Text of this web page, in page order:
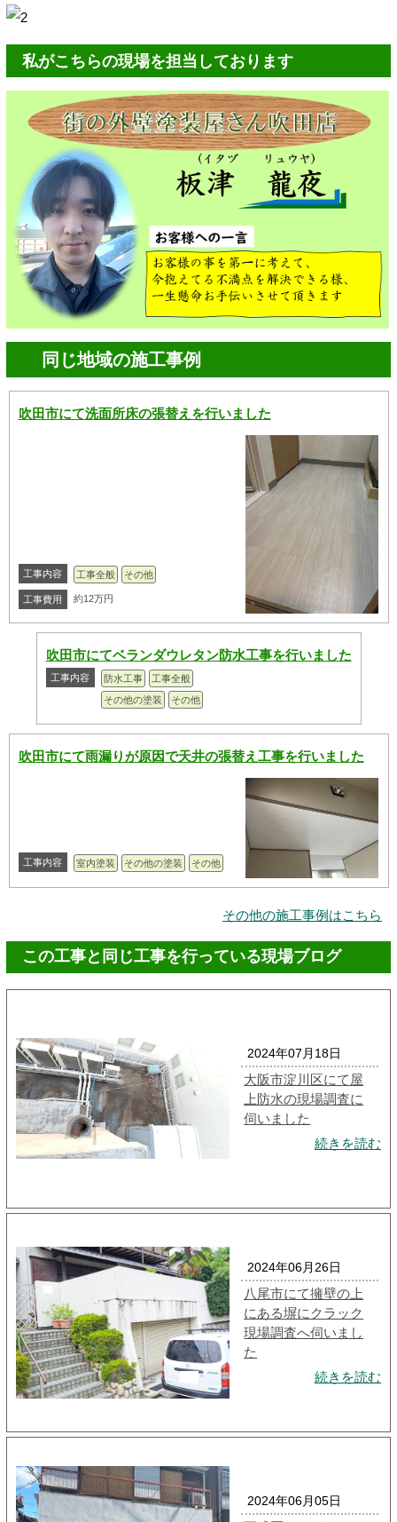
私がこちらの現場を担当しております
同じ地域の施工事例
吹田市にて洗面所床の張替えを行いました
工事内容 工事全般 その他
工事費用 約12万円
吹田市にてベランダウレタン防水工事を行いました
工事内容 防水工事
工事全般
その他の塗装
その他
吹田市にて雨漏りが原因で天井の張替え工事を行いました
工事内容 室内塗装 その他の塗装 その他
その他の施工事例はこちら
この工事と同じ工事を行っている現場ブログ
2024年07月18日
大阪市淀川区にて屋
上防水の現場調査に
伺いました
続きを読む
2024年06月26日
八尾市にて擁壁の上
にある塀にクラック
現場調査へ伺いまし
た
続きを読む
2024年06月05日